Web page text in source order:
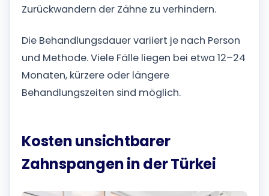
Zurückwandern der Zähne zu verhindern.
Die Behandlungsdauer variiert je nach Person
und Methode. Viele Fälle liegen bei etwa 12–24
Monaten, kürzere oder längere
Behandlungszeiten sind möglich.
Kosten unsichtbarer
Zahnspangen in der Türkei